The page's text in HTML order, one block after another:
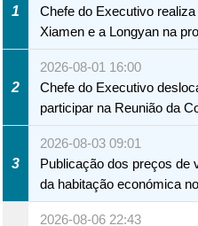
1
Chefe do Executivo
Xiamen e a Longyan na
2
2026-08-01 16:00
Chefe do Executivo
participar na Reunião da
Macau
3
2026-08-03 09:01
Publicação dos preços de
da habitação económica
A12 da Zona A dos Novos
2026-08-06 22:43